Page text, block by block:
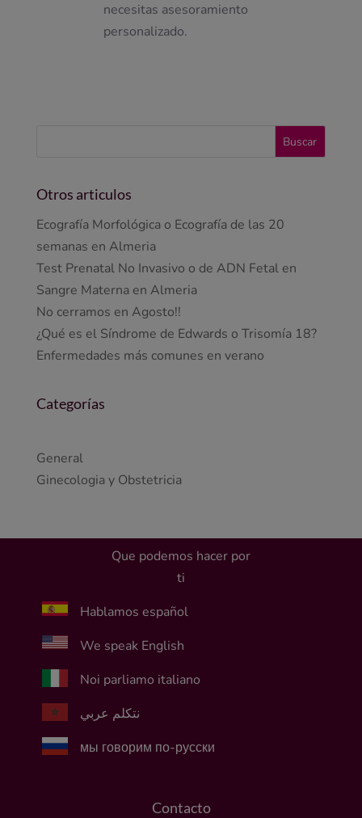
necesitas asesoramiento
personalizado.
Otros articulos
Ecografía Morfológica o Ecografía de las 20
semanas en Almeria
Test Prenatal No Invasivo o de ADN Fetal en
Sangre Materna en Almeria
No cerramos en Agosto!!
¿Qué es el Síndrome de Edwards o Trisomía 18?
Enfermedades más comunes en verano
Categorías
General
Ginecologia y Obstetricia
Que podemos hacer por
ti
Hablamos español
We speak English
Noi parliamo italiano
نتكلم عربي
мы говорим по-русски
Contacto